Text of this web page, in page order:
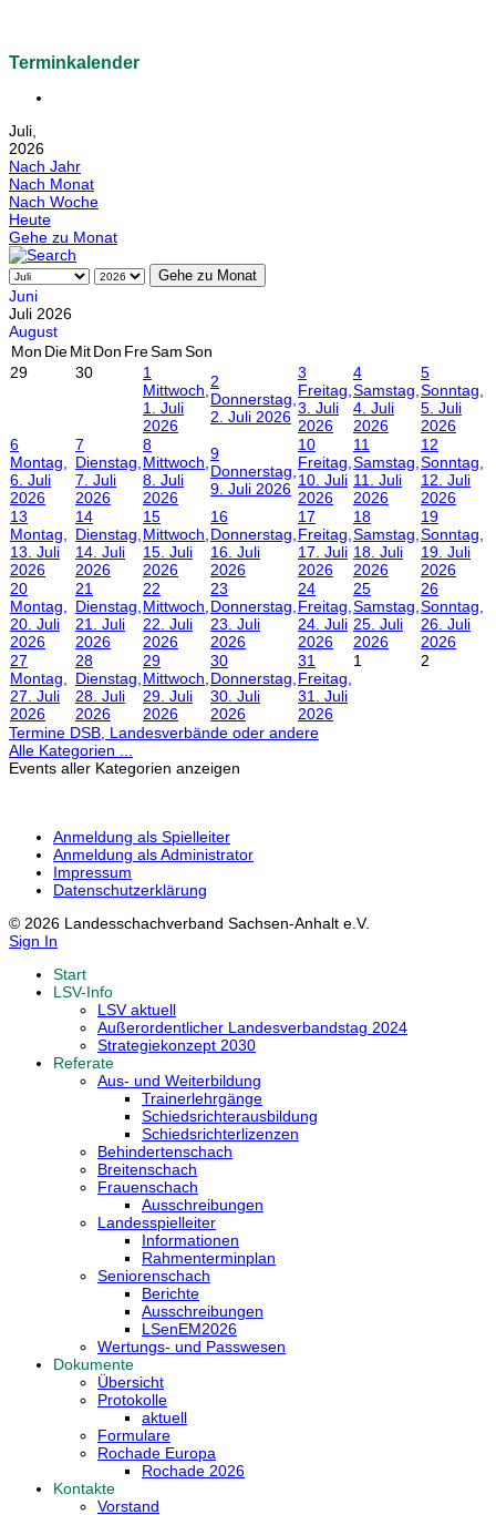
Terminkalender
Juli,
2026
Nach Jahr
Nach Monat
Nach Woche
Heute
Gehe zu Monat
Gehe zu Monat
Juni
Juli 2026
August
Mon DieMitDon FreSamSon
29
30
1
Mittwoch,
1. Juli
2026
2
Donnerstag,
2. Juli 2026
3
Freitag,
3. Juli
2026
4
Samstag,
4. Juli
2026
5
Sonntag,
5. Juli
2026
6
Montag,
6. Juli
2026
7
Dienstag,
7. Juli
2026
8
Mittwoch,
8. Juli
2026
9
Donnerstag,
9. Juli 2026
10
Freitag,
10. Juli
2026
11
Samstag,
11. Juli
2026
12
Sonntag,
12. Juli
2026
13
Montag,
13. Juli
2026
14
Dienstag,
14. Juli
2026
15
Mittwoch,
15. Juli
2026
16
Donnerstag,
16. Juli
2026
17
Freitag,
17. Juli
2026
18
Samstag,
18. Juli
2026
19
Sonntag,
19. Juli
2026
20
Montag,
20. Juli
2026
21
Dienstag,
21. Juli
2026
22
Mittwoch,
22. Juli
2026
23
Donnerstag,
23. Juli
2026
24
Freitag,
24. Juli
2026
25
Samstag,
25. Juli
2026
26
Sonntag,
26. Juli
2026
27
Montag,
27. Juli
2026
28
Dienstag,
28. Juli
2026
29
Mittwoch,
29. Juli
2026
30
Donnerstag,
30. Juli
2026
31
Freitag,
31. Juli
2026
1 2
Termine DSB, Landesverbände oder andere
Alle Kategorien ...
Events aller Kategorien anzeigen
Anmeldung als Spielleiter
Anmeldung als Administrator
Impressum
Datenschutzerklärung
© 2026 Landesschachverband Sachsen-Anhalt e.V.
Sign In
Start
LSV-Info
LSV aktuell
Außerordentlicher Landesverbandstag 2024
Strategiekonzept 2030
Referate
Aus- und Weiterbildung
Trainerlehrgänge
Schiedsrichterausbildung
Schiedsrichterlizenzen
Behindertenschach
Breitenschach
Frauenschach
Ausschreibungen
Landesspielleiter
Informationen
Rahmenterminplan
Seniorenschach
Berichte
Ausschreibungen
LSenEM2026
Wertungs- und Passwesen
Dokumente
Übersicht
Protokolle
aktuell
Formulare
Rochade Europa
Rochade 2026
Kontakte
Vorstand